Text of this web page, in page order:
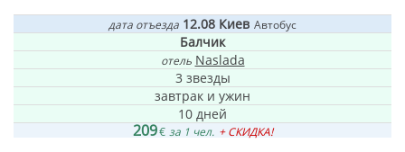
дата отъезда 12.08 Киев Автобус
Балчик
отель Naslada
3 звезды
завтрак и ужин
10 дней
209€ за 1 чел. + СКИДКА!